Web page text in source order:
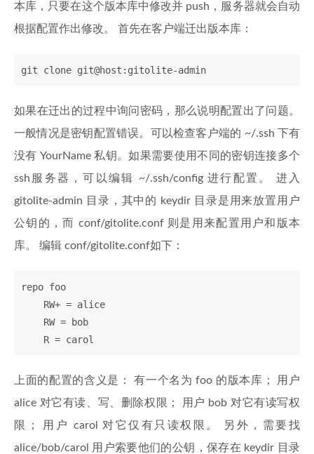
本库，只要在这个版本库中修改并 push，服务器就会自动
根据配置作出修改。 首先在客户端迁出版本库：
git clone git@host:gitolite-admin
如果在迁出的过程中询问密码，那么说明配置出了问题。
一般情况是密钥配置错误。可以检查客户端的 ~/.ssh 下有
没有 YourName 私钥。如果需要使用不同的密钥连接多个
ssh服务器，可以编辑 ~/.ssh/config 进行配置。 进入
gitolite-admin 目录，其中的 keydir 目录是用来放置用户
公钥的，而 conf/gitolite.conf 则是用来配置用户和版本
库。 编辑 conf/gitolite.conf如下：
repo foo
    RW+ = alice
    RW = bob
    R = carol
上面的配置的含义是： 有一个名为 foo 的版本库； 用户
alice 对它有读、写、删除权限； 用户 bob 对它有读写权
限； 用户 carol 对它仅有只读权限。 另外，需要找
alice/bob/carol 用户索要他们的公钥，保存在 keydir 目录